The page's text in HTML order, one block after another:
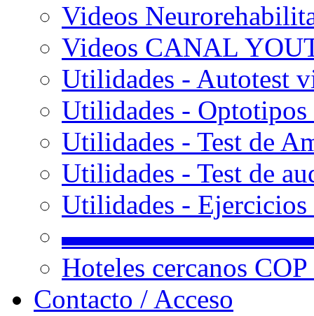
Videos
Videos CANAL
Utilidades - Autotest
Utilidades -
Utilidades - Test de
Utilidades - Test de
Utilidades -
Hoteles cercanos
Contacto / Acceso